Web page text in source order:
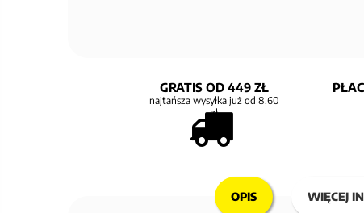
GRATIS OD 449 ZŁ
najtańsza wysyłka już od 8,60
zł
OPIS WIĘCEJ